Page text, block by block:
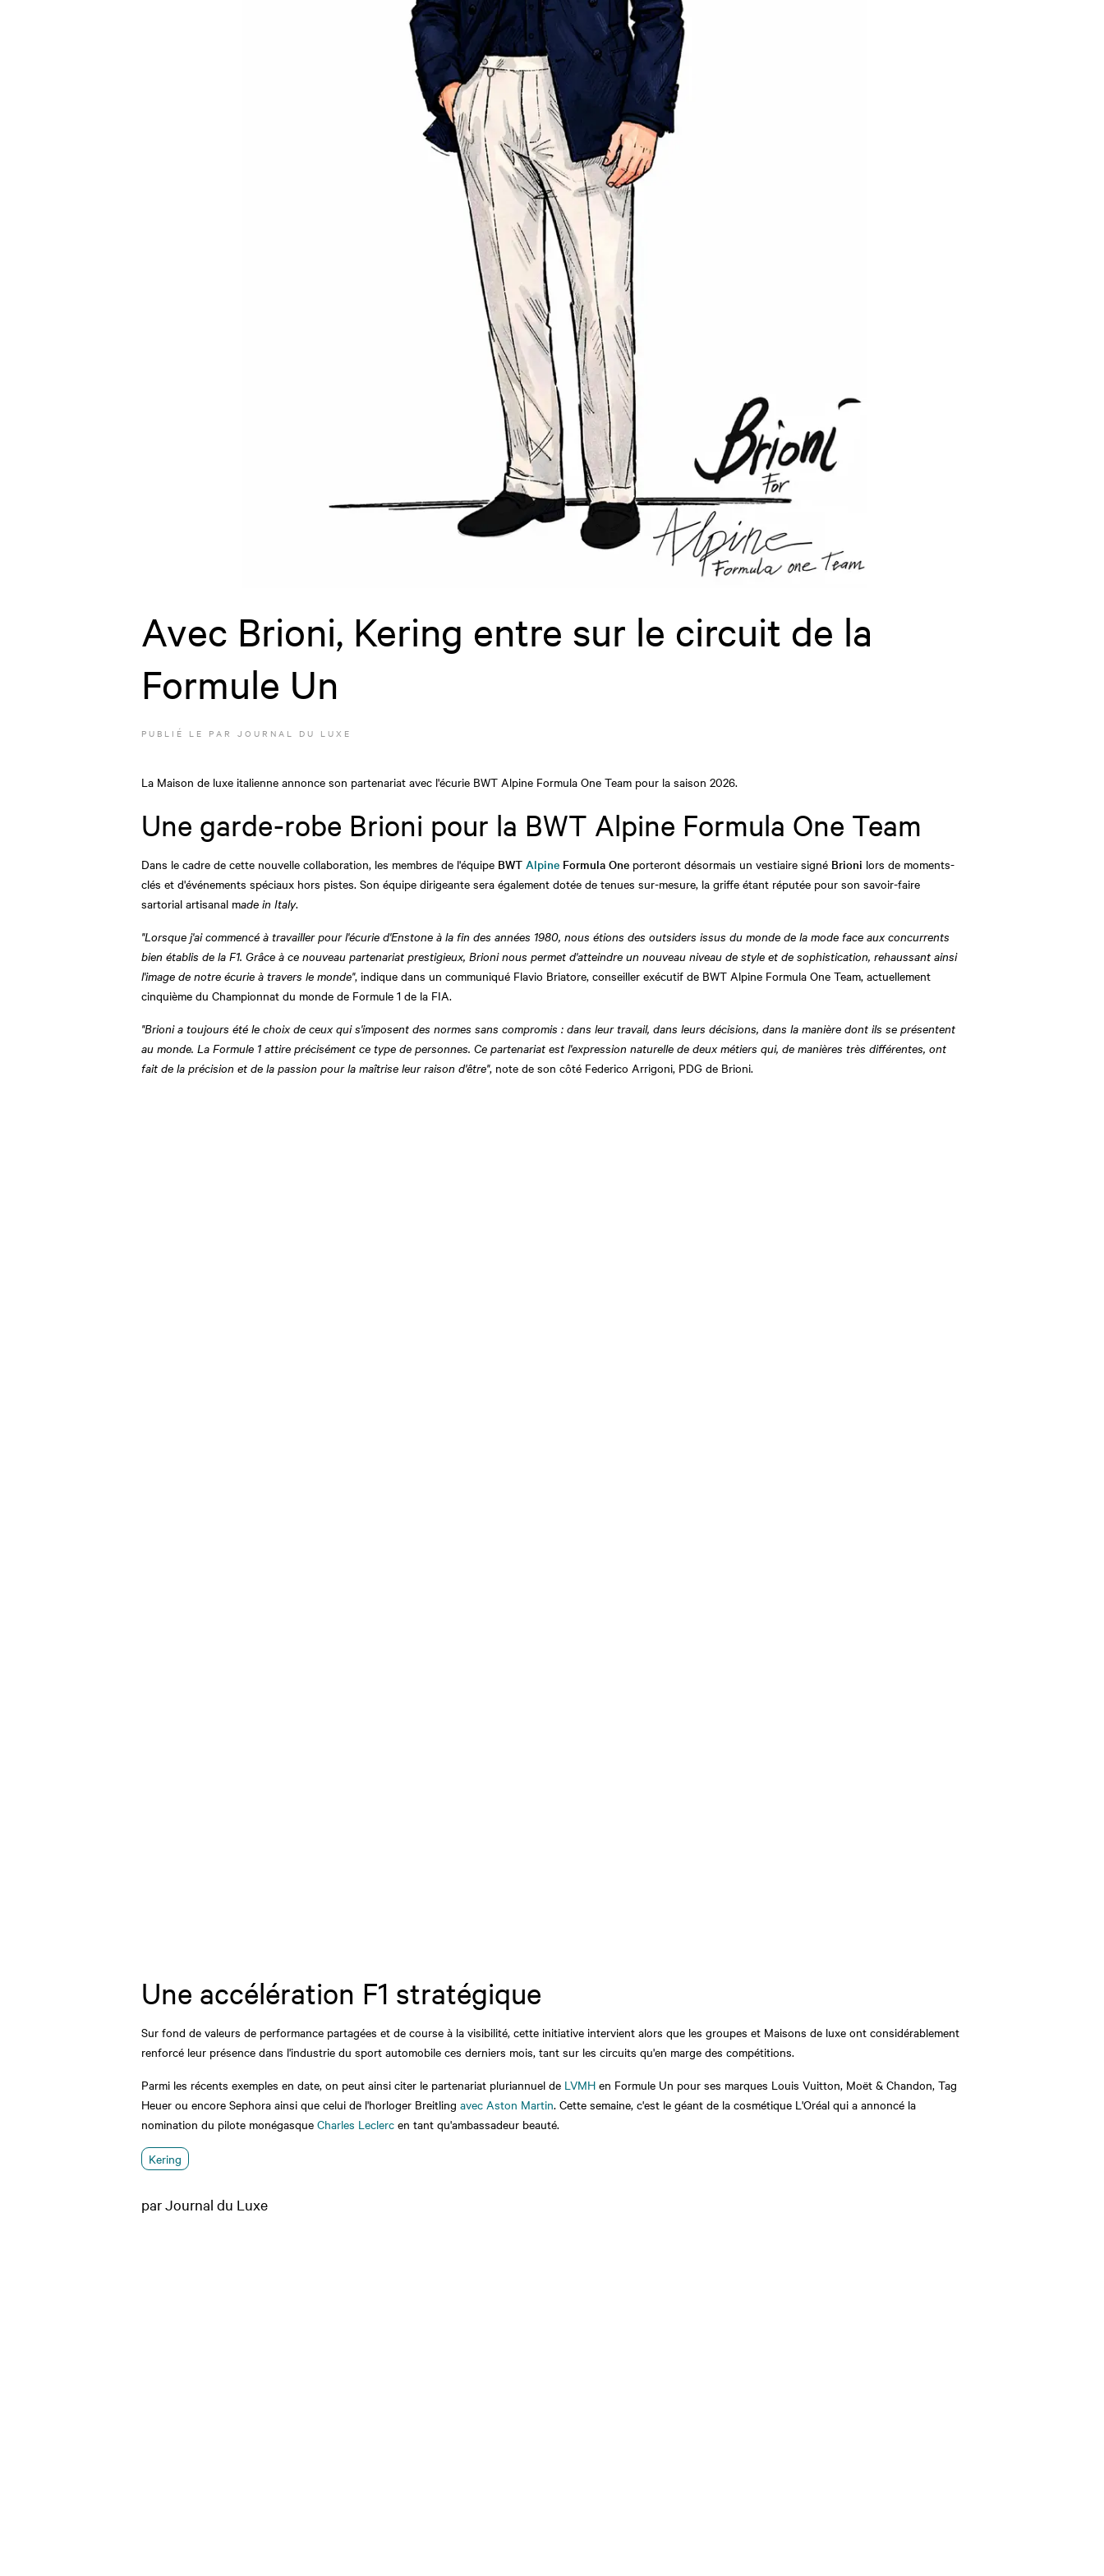
Avec Brioni, Kering entre sur le circuit de la
Formule Un
PUBLIÉ LE PAR JOURNAL DU LUXE
La Maison de luxe italienne annonce son partenariat avec l'écurie BWT Alpine Formula One Team pour la saison 2026.
Une garde-robe Brioni pour la BWT Alpine Formula One Team
Dans le cadre de cette nouvelle collaboration, les membres de l'équipe BWT Alpine Formula One porteront désormais un vestiaire signé Brioni lors de moments-
clés et d'événements spéciaux hors pistes. Son équipe dirigeante sera également dotée de tenues sur-mesure, la griffe étant réputée pour son savoir-faire
sartorial artisanal made in Italy.
"Lorsque j'ai commencé à travailler pour l'écurie d'Enstone à la fin des années 1980, nous étions des outsiders issus du monde de la mode face aux concurrents
bien établis de la F1. Grâce à ce nouveau partenariat prestigieux, Brioni nous permet d'atteindre un nouveau niveau de style et de sophistication, rehaussant ainsi
l'image de notre écurie à travers le monde", indique dans un communiqué Flavio Briatore, conseiller exécutif de BWT Alpine Formula One Team, actuellement
cinquième du Championnat du monde de Formule 1 de la FIA.
"Brioni a toujours été le choix de ceux qui s'imposent des normes sans compromis : dans leur travail, dans leurs décisions, dans la manière dont ils se présentent
au monde. La Formule 1 attire précisément ce type de personnes. Ce partenariat est l'expression naturelle de deux métiers qui, de manières très différentes, ont
fait de la précision et de la passion pour la maîtrise leur raison d'être", note de son côté Federico Arrigoni, PDG de Brioni.
Une accélération F1 stratégique
Sur fond de valeurs de performance partagées et de course à la visibilité, cette initiative intervient alors que les groupes et Maisons de luxe ont considérablement
renforcé leur présence dans l'industrie du sport automobile ces derniers mois, tant sur les circuits qu'en marge des compétitions.
Parmi les récents exemples en date, on peut ainsi citer le partenariat pluriannuel de LVMH en Formule Un pour ses marques Louis Vuitton, Moët & Chandon, Tag
Heuer ou encore Sephora ainsi que celui de l'horloger Breitling avec Aston Martin. Cette semaine, c'est le géant de la cosmétique L'Oréal qui a annoncé la
nomination du pilote monégasque Charles Leclerc en tant qu'ambassadeur beauté.
Kering
par Journal du Luxe